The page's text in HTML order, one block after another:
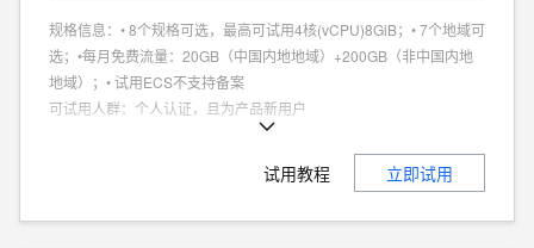
规格信息： • 8个规格可选，最高可试用4核(vCPU)8GiB；• 7个地域可
选；•每月免费流量：20GB（中国内地地域）+200GB（非中国内地
地域）；• 试用ECS不支持备案
可试用人群： 个人认证，且为产品新用户
个人、企业试用不同享。
试用教程 立即试用